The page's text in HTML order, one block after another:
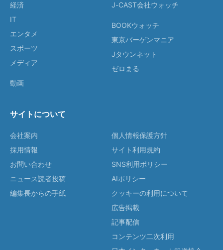
経済
IT
エンタメ
スポーツ
メディア
動画
J-CAST会社ウォッチ
BOOKウォッチ
東京バーゲンマニア
Jタウンネット
ゼロまる
サイトについて
会社案内
採用情報
お問い合わせ
ニュース読者投稿
編集長からの手紙
個人情報保護方針
サイト利用規約
SNS利用ポリシー
AIポリシー
クッキーの利用について
広告掲載
記事配信
コンテンツ二次利用